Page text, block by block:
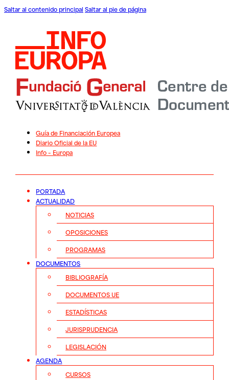
Saltar al contenido principal Saltar al pie de página
Guía de Financiación Europea
Diario Oficial de la EU
Info – Europa
PORTADA
ACTUALIDAD
NOTICIAS
OPOSICIONES
PROGRAMAS
DOCUMENTOS
BIBLIOGRAFÍA
DOCUMENTOS UE
ESTADÍSTICAS
JURISPRUDENCIA
LEGISLACIÓN
AGENDA
CURSOS